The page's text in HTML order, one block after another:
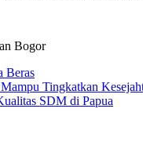
Bogor
Beras
Tingkatkan
SDM di Papua